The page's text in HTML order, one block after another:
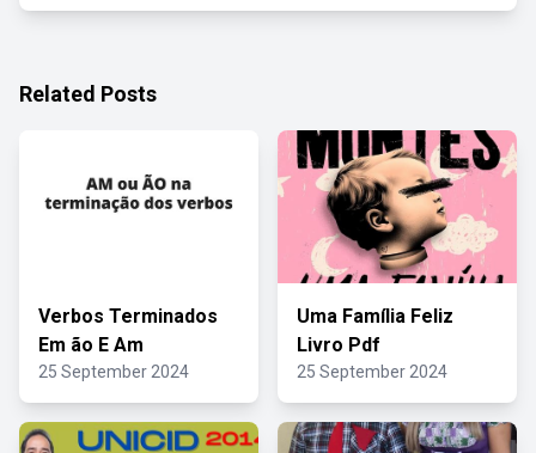
Related Posts
Verbos Terminados
Em ão E Am
25 September 2024
Uma Família Feliz
Livro Pdf
25 September 2024